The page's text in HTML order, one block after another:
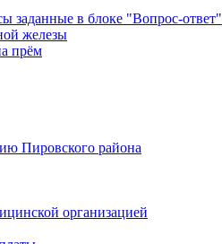
заданные в блоке "Вопрос-ответ"
железы
прём
Пировского района
организацией